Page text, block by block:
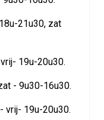
21u30, zat
19u-20u30.
- 9u30-16u30.
vrij- 19u-20u30.